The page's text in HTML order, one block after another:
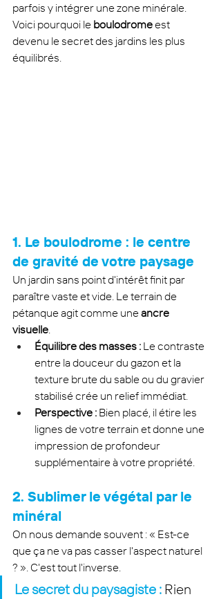
parfois y intégrer une zone minérale.
Voici pourquoi le boulodrome est
devenu le secret des jardins les plus
équilibrés.
1. Le boulodrome : le centre
de gravité de votre paysage
Un jardin sans point d'intérêt finit par
paraître vaste et vide. Le terrain de
pétanque agit comme une ancre
visuelle.
Équilibre des masses : Le contraste
entre la douceur du gazon et la
texture brute du sable ou du gravier
stabilisé crée un relief immédiat.
Perspective : Bien placé, il étire les
lignes de votre terrain et donne une
impression de profondeur
supplémentaire à votre propriété.
2. Sublimer le végétal par le
minéral
On nous demande souvent : « Est-ce
que ça ne va pas casser l'aspect naturel
? ». C'est tout l'inverse.
Le secret du paysagiste : Rien